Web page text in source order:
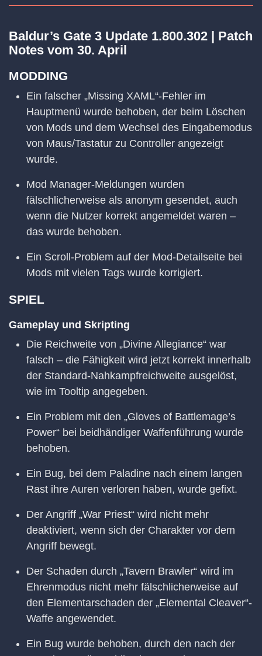
Baldur’s Gate 3 Update 1.800.302 | Patch
Notes vom 30. April
MODDING
Ein falscher „Missing XAML“-Fehler im
Hauptmenü wurde behoben, der beim Löschen
von Mods und dem Wechsel des Eingabemodus
von Maus/Tastatur zu Controller angezeigt
wurde.
Mod Manager-Meldungen wurden
fälschlicherweise als anonym gesendet, auch
wenn die Nutzer korrekt angemeldet waren –
das wurde behoben.
Ein Scroll-Problem auf der Mod-Detailseite bei
Mods mit vielen Tags wurde korrigiert.
SPIEL
Gameplay und Skripting
Die Reichweite von „Divine Allegiance“ war
falsch – die Fähigkeit wird jetzt korrekt innerhalb
der Standard-Nahkampfreichweite ausgelöst,
wie im Tooltip angegeben.
Ein Problem mit den „Gloves of Battlemage’s
Power“ bei beidhändiger Waffenführung wurde
behoben.
Ein Bug, bei dem Paladine nach einem langen
Rast ihre Auren verloren haben, wurde gefixt.
Der Angriff „War Priest“ wird nicht mehr
deaktiviert, wenn sich der Charakter vor dem
Angriff bewegt.
Der Schaden durch „Tavern Brawler“ wird im
Ehrenmodus nicht mehr fälschlicherweise auf
den Elementarschaden der „Elemental Cleaver“-
Waffe angewendet.
Ein Bug wurde behoben, durch den nach der